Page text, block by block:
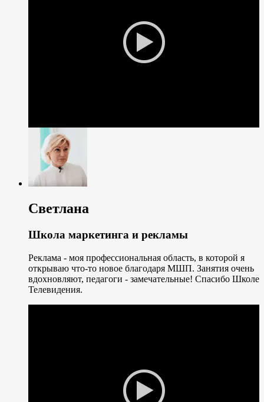
Светлана
Школа маркетинга и рекламы
Реклама - моя профессиональная область, в которой я
открываю что-то новое благодаря МШП. Занятия очень
вдохновляют, педагоги - замечательные! Спасибо Школе
Телевидения.